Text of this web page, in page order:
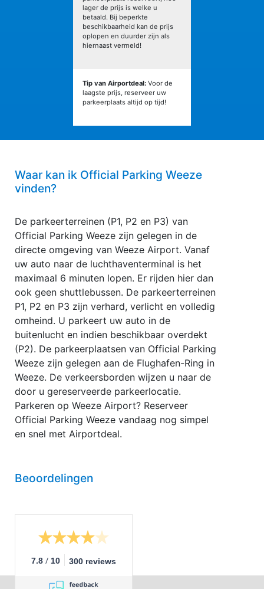
lager de prijs is welke u
betaald. Bij beperkte
beschikbaarheid kan de prijs
oplopen en duurder zijn als
hiernaast vermeld!
Tip van Airportdeal: Voor de
laagste prijs, reserveer uw
parkeerplaats altijd op tijd!
Waar kan ik Official Parking Weeze
vinden?
De parkeerterreinen (P1, P2 en P3) van
Official Parking Weeze zijn gelegen in de
directe omgeving van Weeze Airport. Vanaf
uw auto naar de luchthaventerminal is het
maximaal 6 minuten lopen. Er rijden hier dan
ook geen shuttlebussen. De parkeerterreinen
P1, P2 en P3 zijn verhard, verlicht en volledig
omheind. U parkeert uw auto in de
buitenlucht en indien beschikbaar overdekt
(P2). De parkeerplaatsen van Official Parking
Weeze zijn gelegen aan de Flughafen-Ring in
Weeze. De verkeersborden wijzen u naar de
door u gereserveerde parkeerlocatie.
Parkeren op Weeze Airport? Reserveer
Official Parking Weeze vandaag nog simpel
en snel met Airportdeal.
Beoordelingen
7.8 / 10 300 reviews